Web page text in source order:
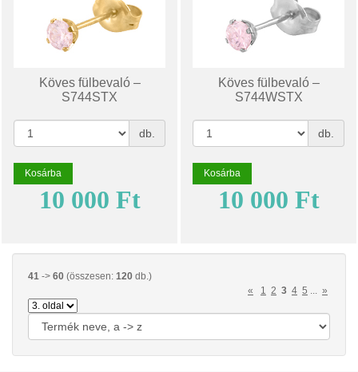
Köves fülbevaló –
S744STX
db.
Kosárba
10 000 Ft
Köves fülbevaló –
S744WSTX
db.
Kosárba
10 000 Ft
41 -> 60 (összesen: 120 db.)
«
1 2 3 4 5 ... »